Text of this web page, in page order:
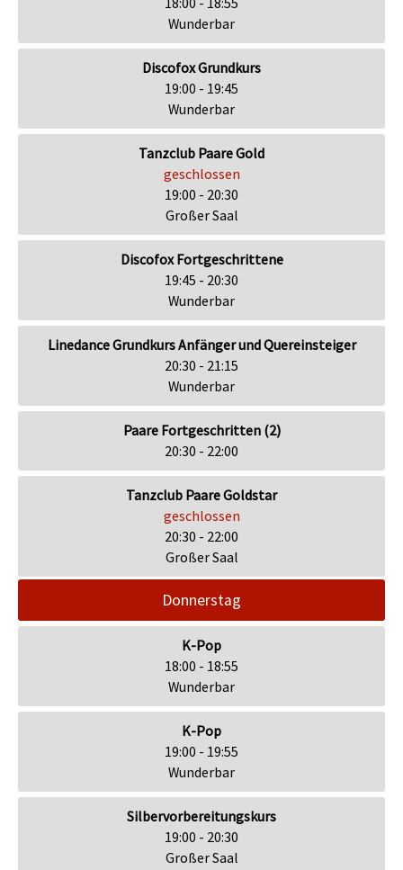
Wunderbar
Discofox Grundkurs
19:00 - 19:45
Wunderbar
Tanzclub Paare Gold
geschlossen
19:00 - 20:30
Großer Saal
Discofox Fortgeschrittene
19:45 - 20:30
Wunderbar
Linedance Grundkurs Anfänger und Quereinsteiger
20:30 - 21:15
Wunderbar
Paare Fortgeschritten (2)
20:30 - 22:00
Tanzclub Paare Goldstar
geschlossen
20:30 - 22:00
Großer Saal
Donnerstag
K-Pop
18:00 - 18:55
Wunderbar
K-Pop
19:00 - 19:55
Wunderbar
Silbervorbereitungskurs
19:00 - 20:30
Großer Saal